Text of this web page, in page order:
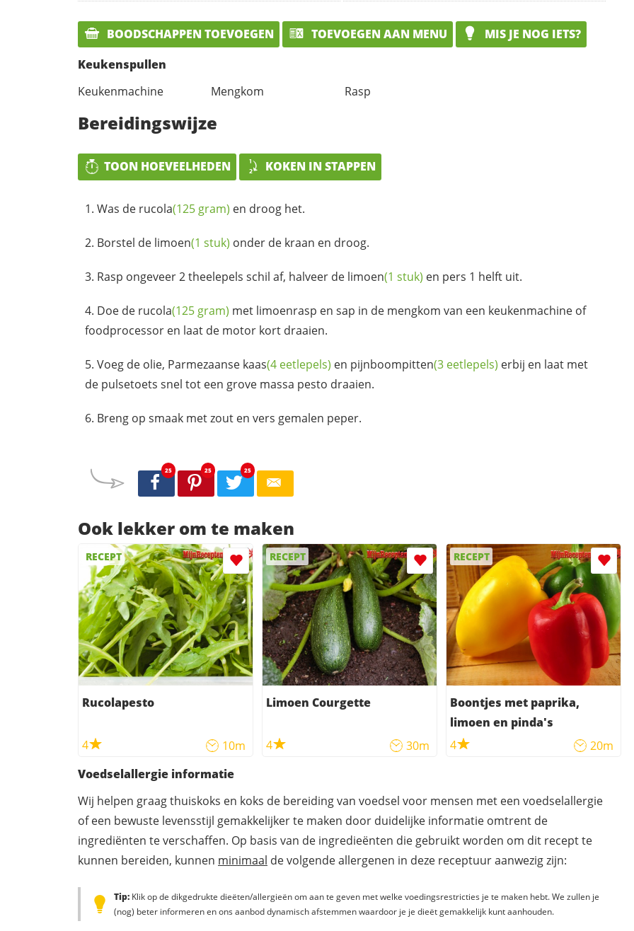
BOODSCHAPPEN TOEVOEGEN TOEVOEGEN AAN MENU
MIS JE NOG IETS?
Keukenspullen
Keukenmachine
Mengkom Rasp
Bereidingswijze
TOON HOEVEELHEDEN KOKEN IN STAPPEN
Was de rucola(125 gram) en droog het.
Borstel de limoen(1 stuk) onder de kraan en droog.
Rasp ongeveer 2 theelepels schil af, halveer de limoen(1 stuk) en pers 1 helft uit.
Doe de rucola(125 gram) met limoenrasp en sap in de mengkom van een keukenmachine of
foodprocessor en laat de motor kort draaien.
Voeg de olie, Parmezaanse kaas(4 eetlepels) en pijnboompitten(3 eetlepels) erbij en laat met
de pulsetoets snel tot een grove massa pesto draaien.
Breng op smaak met zout en vers gemalen peper.
25 25 25
Ook lekker om te maken
RECEPT
Rucolapesto
4 10m
RECEPT
Limoen Courgette
4 30m
RECEPT
Boontjes met paprika,
limoen en pinda's
4
20m
Voedselallergie informatie
Wij helpen graag thuiskoks en koks de bereiding van voedsel voor mensen met een voedselallergie
of een bewuste levensstijl gemakkelijker te maken door duidelijke informatie omtrent de
ingrediënten te verschaffen. Op basis van de ingredieënten die gebruikt worden om dit recept te
kunnen bereiden, kunnen minimaal de volgende allergenen in deze receptuur aanwezig zijn:
Tip: Klik op de dikgedrukte dieëten/allergieën om aan te geven met welke voedingsrestricties je te maken hebt. We zullen je
(nog) beter informeren en ons aanbod dynamisch afstemmen waardoor je je dieët gemakkelijk kunt aanhouden.